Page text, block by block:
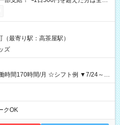
は自己負担となります ★日払い
たその日に現金GET♪ お仕事後はコン
最寄り駅：高茶屋駅）
ズ
/月 ☆シフト例 ▼7/24～
クOK